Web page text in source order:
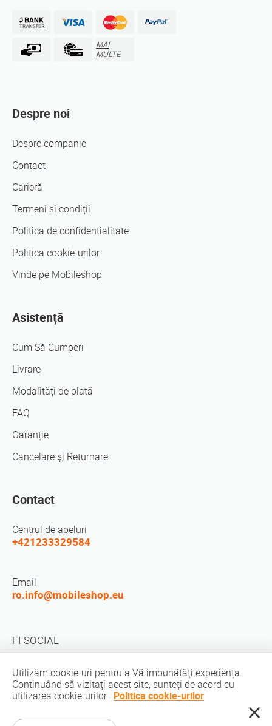
MAI
MULTE
Despre noi
Despre companie
Contact
Carieră
Termeni si condiții
Politica de confidentialitate
Politica cookie-urilor
Vinde pe Mobileshop
Asistență
Cum Să Cumperi
Livrare
Modalități de plată
FAQ
Garanție
Cancelare şi Returnare
Contact
Centrul de apeluri
+421233329584
Email
ro.info@mobileshop.eu
FI SOCIAL
Utilizăm cookie-uri pentru a Vă îmbunătăți experiența.
Continuând să vizitați acest site, sunteți de acord cu
utilizarea cookie-urilor. Politica cookie-urilor